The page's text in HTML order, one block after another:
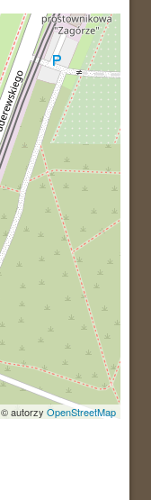
© autorzy OpenStreetMap